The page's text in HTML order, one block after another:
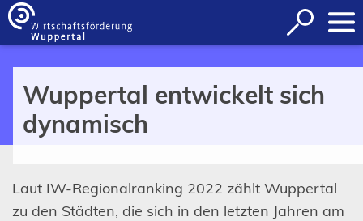
Inhalt anspringen
Suche
öffnen
Wuppertal entwickelt sich
dynamisch
Laut IW-Regionalranking 2022 zählt Wuppertal
zu den Städten, die sich in den letzten Jahren am